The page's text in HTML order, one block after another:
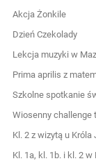
Akcja Żonkile
Dzień Czekolady
Lekcja muzyki w
Prima aprilis z
Szkolne spotkanie
Wiosenny challenge
Kl. 2 z wizytą u
Kl. 1a, kl. 1b. i kl. 2